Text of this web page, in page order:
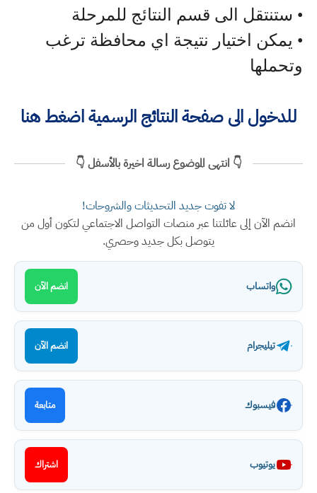
• ستنتقل الى قسم النتائج للمرحلة
• يمكن اختيار نتيجة اي محافظة ترغب
وتحملها
للدخول الى صفحة النتائج الرسمية اضغط هنا
👇 انتهى الموضوع رسالة اخيرة بالأسفل 👇
لا تفوت جديد التحديثات والشروحات!
انضم الآن إلى عائلتنا عبر منصات التواصل الاجتماعي لتكون أول من
يتوصل بكل جديد وحصري.
واتساب انضم الآن
تيليجرام انضم الآن
فيسبوك متابعة
يوتيوب اشتراك